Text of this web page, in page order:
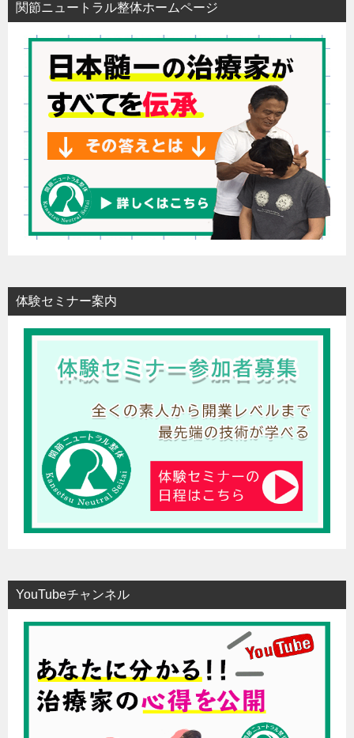
関節ニュートラル整体ホームページ
体験セミナー案内
YouTubeチャンネル